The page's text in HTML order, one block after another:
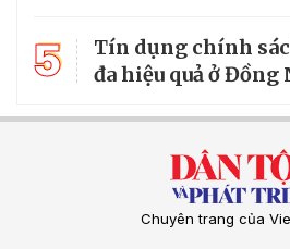
5
Tín dụng chính
đa hiệu quả ở Đồng
Chuyên trang của